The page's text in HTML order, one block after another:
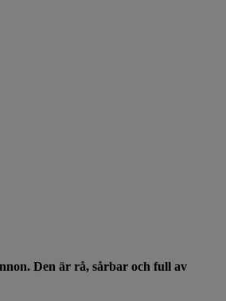
Den är rå, sårbar och full av